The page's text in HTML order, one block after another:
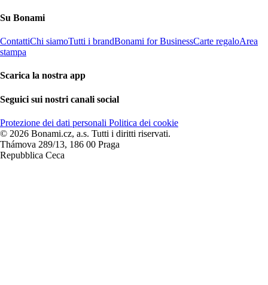
Su Bonami
ContattiChi siamoTutti i brandBonami for BusinessCarte regaloArea
stampa
Scarica la nostra app
Seguici sui nostri canali social
Protezione dei dati personali Politica dei cookie
© 2026 Bonami.cz, a.s. Tutti i diritti riservati.
Thámova 289/13, 186 00 Praga
Repubblica Ceca